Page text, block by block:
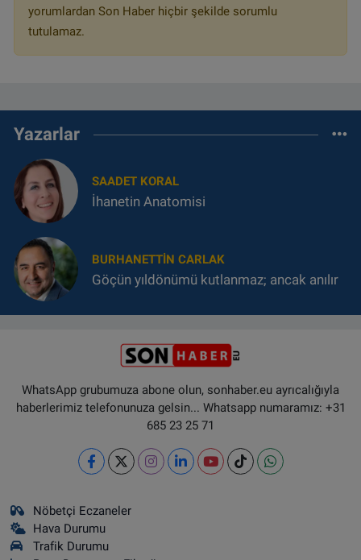
yorumlardan Son Haber hiçbir şekilde sorumlu
tutulamaz.
Yazarlar
SAADET KORAL
İhanetin Anatomisi
BURHANETTIN CARLAK
Göçün yıldönümü kutlanmaz; ancak anılır
WhatsApp grubumuza abone olun, sonhaber.eu ayrıcalığıyla
haberlerimiz telefonunuza gelsin... Whatsapp numaramız: +31
685 23 25 71
Nöbetçi Eczaneler
Hava Durumu
Trafik Durumu